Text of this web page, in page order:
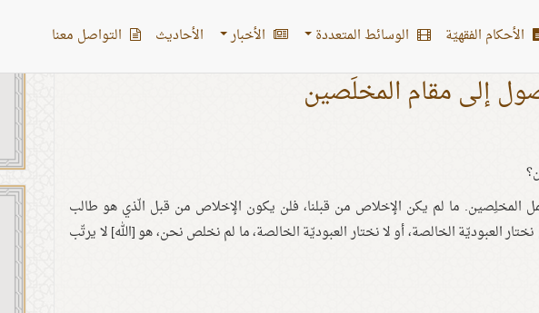
الأحکام الفقهیّة الوسائط المتعددة الأخبار الأحادیث التواصل معنا
إلى مقام المخلَصين
المخلِصين. ما لم يكن الإخلاص من قبلنا، فلن يكون الإخلاص من قبل الّذي هو طالب
العبوديّة الخالصة، أو لا نختار العبوديّة الخالصة، ما لم نخلص نحن، هو [الله] لا يرتّب